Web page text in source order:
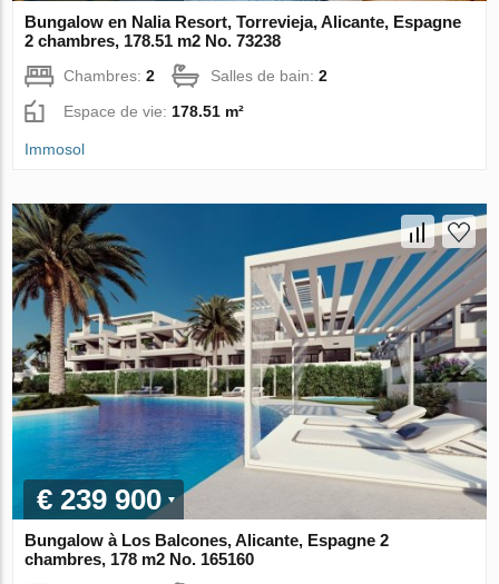
Bungalow en Nalia Resort, Torrevieja, Alicante, Espagne
2 chambres, 178.51 m2 No. 73238
Chambres:2 Salles de bain:2
Espace de vie: 178.51 m²
Immosol
€ 239 900
Bungalow à Los Balcones, Alicante, Espagne 2
chambres, 178 m2 No. 165160